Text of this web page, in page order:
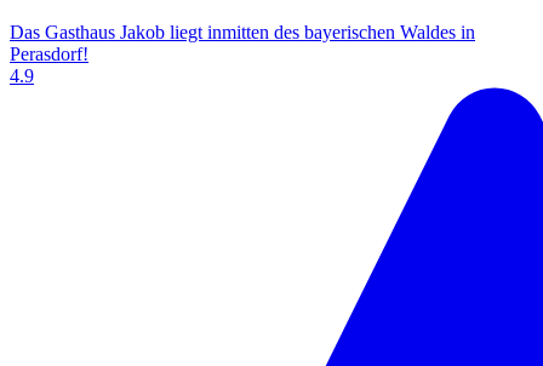
Das Gasthaus Jakob liegt inmitten des bayerischen Waldes in
Perasdorf!
4.9